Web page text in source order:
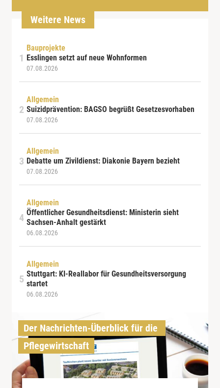
Weitere News
Bauprojekte
Esslingen setzt auf neue Wohnformen
07.08.2026
Allgemein
Suizidprävention: BAGSO begrüßt Gesetzesvorhaben
07.08.2026
Allgemein
Debatte um Zivildienst: Diakonie Bayern bezieht
07.08.2026
Allgemein
Öffentlicher Gesundheitsdienst: Ministerin sieht
Sachsen-Anhalt gestärkt
06.08.2026
Allgemein
Stuttgart: KI-Reallabor für Gesundheitsversorgung
startet
06.08.2026
Der Nachrichten-Überblick für die
Pflegewirtschaft